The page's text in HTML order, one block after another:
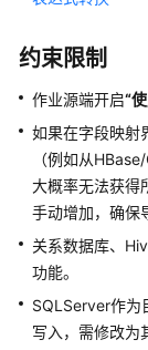
DataArts
Studio
授
权
用
户
使
Studio
约束限制
作业源端开启“
如果在字段映射
（例如从
大概率无法获得
手动增加，确保
关系数据库、
功能。
SQLServer作为
写入，需修改为